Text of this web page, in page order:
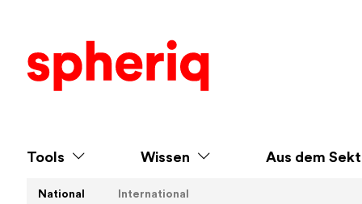
Tools Wissen Aus dem
National International